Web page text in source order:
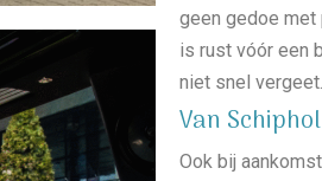
geen gedoe met
is rust vóór een
niet snel vergeet.
Van
Ook bij